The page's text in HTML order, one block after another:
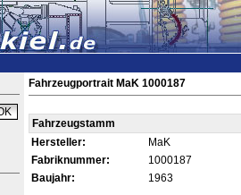
Fahrzeugportrait MaK 1000187
Fahrzeugstamm
Hersteller:
MaK
Fabriknummer:
1000187
Baujahr:
1963